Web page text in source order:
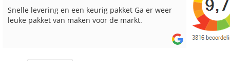
Reeds meerdere keren breigaren en breinaalden
besteld, altijd heel tevreden over de service.
Snelle